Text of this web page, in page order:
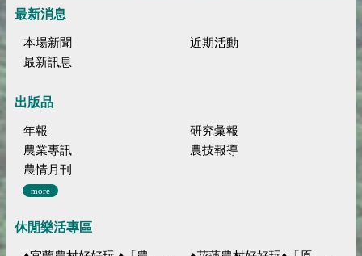
最新消息
本場新聞
近期活動
最新訊息
出版品
年報
研究彙報
農業專訊
農技報導
農情月刊
more
休閒樂活專區